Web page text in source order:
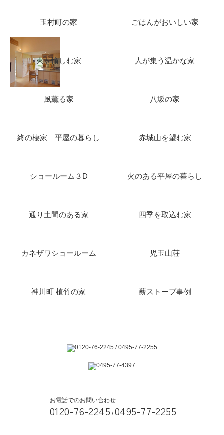
玉村町の家 ごはんがおいしい家
火を愉しむ家 人が集う温かな家
風薫る家 八坂の家
終の棲家 平屋の暮らし 赤城山を望む家
ショールーム３D 火のある平屋の暮らし
通り土間のある家 四季を取込む家
カネザワショールーム 児玉山荘
神川町 植竹の家 薪ストーブ事例
お電話でのお問い合わせ
0120-76-2245 /0495-77-2255